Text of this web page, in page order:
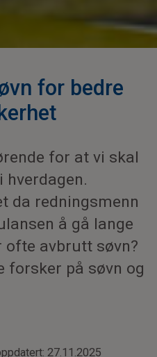
for bedre
for at vi skal
da redningsmenn
å gå lange
ofte avbrutt søvn?
forsker på søvn og
27.11.2025